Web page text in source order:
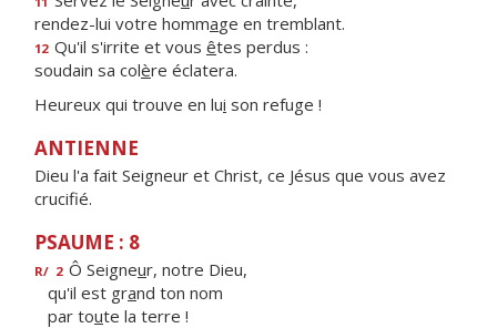
rendez-lui votre hommage en tremblant.
12 Qu'il s'irrite et vous êtes perdus :
soudain sa colère éclatera.
Heureux qui trouve en lui son refuge !
ANTIENNE
Dieu l'a fait Seigneur et Christ, ce Jésus que vous avez
crucifié.
PSAUME : 8
R/ 2 Ô Seigneur, notre Dieu,
qu'il est grand ton nom
par toute la terre !